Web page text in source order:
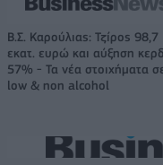
Β.Σ. Καρούλιας: Τζίρος 98,7
εκατ. ευρώ και αύξηση
57% - Τα νέα στοιχήματα
low & non alcohol